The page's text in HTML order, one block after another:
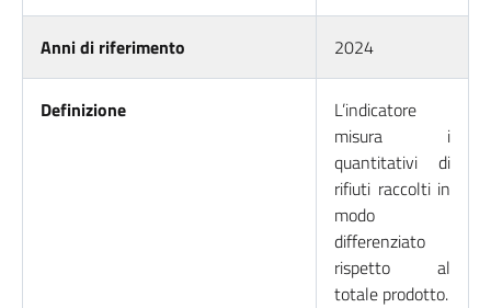
Anni di riferimento 2024
Definizione
L’indicatore
misura i
quantitativi di
rifiuti raccolti in
modo
differenziato
rispetto al
totale prodotto.